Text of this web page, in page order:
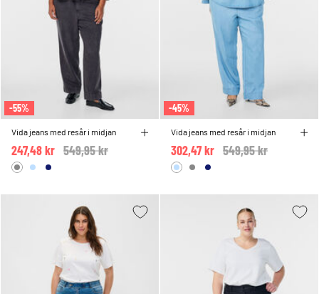
-55%
Vida jeans med resår i midjan
Price reduced from
549,95 kr
247,48 kr
-45%
Vida jeans med resår i midjan
Price reduced from
549,95 kr
302,47 kr